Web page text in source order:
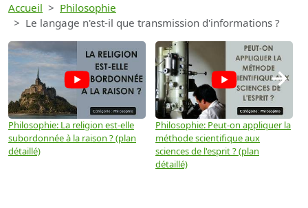
Accueil
Philosophie
Le langage n'est-il que transmission d'informations ?
Philosophie: La religion est-elle
subordonnée à la raison ? (plan
détaillé)
Philosophie: Peut-on appliquer la
méthode scientifique aux
sciences de l'esprit ? (plan
détaillé)
→